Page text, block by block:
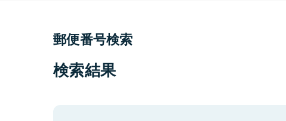
郵便番号検索
検索結果